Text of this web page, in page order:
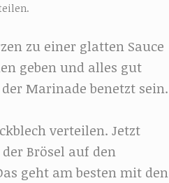
zu einer glatten Sauce
geben und alles gut
Marinade benetzt sein.
verteilen. Jetzt
Brösel auf den
geht am besten mit den